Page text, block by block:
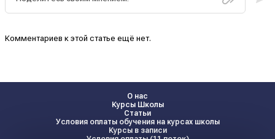
Комментариев к этой статье ещё нет.
О нас
Курсы Школы
Статьи
Условия оплаты обучения на курсах школы
Курсы в записи